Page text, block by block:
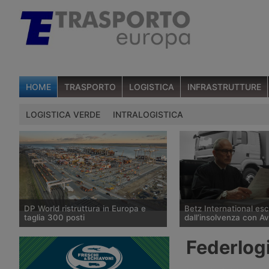
HOME TRASPORTO LOGISTICA INFRASTRUTTURE
LOGISTICA VERDE INTRALOGISTICA
DP World ristruttura in Europa e
taglia 300 posti
DP World conferma trecento esuberi
nelle attività europee dopo l’uscita di
tre dirigenti senior, mentre Londra e
Betz International
dall’insolvenza con
storico spedizioniere
International, in